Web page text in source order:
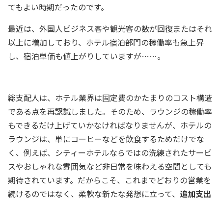
てもよい時期だったのです。
最近は、外国人ビジネス客や観光客の数が回復またはそれ
以上に増加しており、ホテル宿泊部門の稼働率も急上昇
し、宿泊単価も値上がりしていますが……。
総支配人は、ホテル業界は固定費のかたまりのコスト構造
である点を再認識しました。そのため、ラウンジの稼働率
もできるだけ上げていかなければなりませんが、ホテルの
ラウンジは、単にコーヒーなどを飲食するためだけでな
く、例えば、シティーホテルならではの洗練されたサービ
スやおしゃれな雰囲気など非日常を味わえる空間としても
期待されています。だからこそ、これまでどおりの営業を
続けるのではなく、柔軟な新たな発想に立って、 追加支出